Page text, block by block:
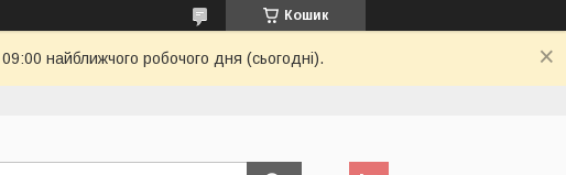
Кошик
найближчого робочого дня (сьогодні).